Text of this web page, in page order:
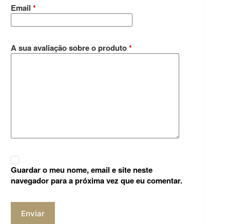
Email *
A sua avaliação sobre o produto*
Guardar o meu nome, email e site neste
navegador para a próxima vez que eu comentar.
Enviar